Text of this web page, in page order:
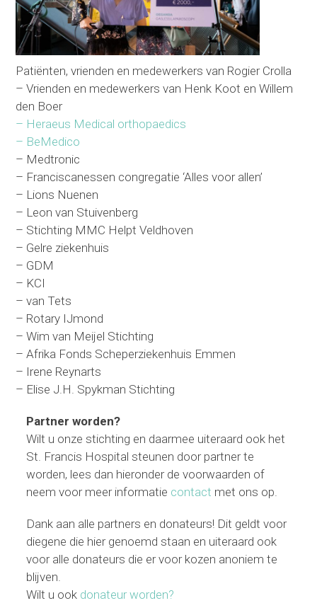
Patiënten, vrienden en medewerkers van Rogier Crolla
– Vrienden en medewerkers van Henk Koot en Willem
den Boer
– Heraeus Medical orthopaedics
– BeMedico
– Medtronic
– Franciscanessen congregatie ‘Alles voor allen’
– Lions Nuenen
– Leon van Stuivenberg
– Stichting MMC Helpt Veldhoven
– Gelre ziekenhuis
– GDM
– KCI
– van Tets
– Rotary IJmond
– Wim van Meijel Stichting
– Afrika Fonds Scheperziekenhuis Emmen
– Irene Reynarts
– Elise J.H. Spykman Stichting
Partner worden?
Wilt u onze stichting en daarmee uiteraard ook het
St. Francis Hospital steunen door partner te
worden, lees dan hieronder de voorwaarden of
neem voor meer informatie contact met ons op.
Dank aan alle partners en donateurs! Dit geldt voor
diegene die hier genoemd staan en uiteraard ook
voor alle donateurs die er voor kozen anoniem te
blijven.
Wilt u ook donateur worden?